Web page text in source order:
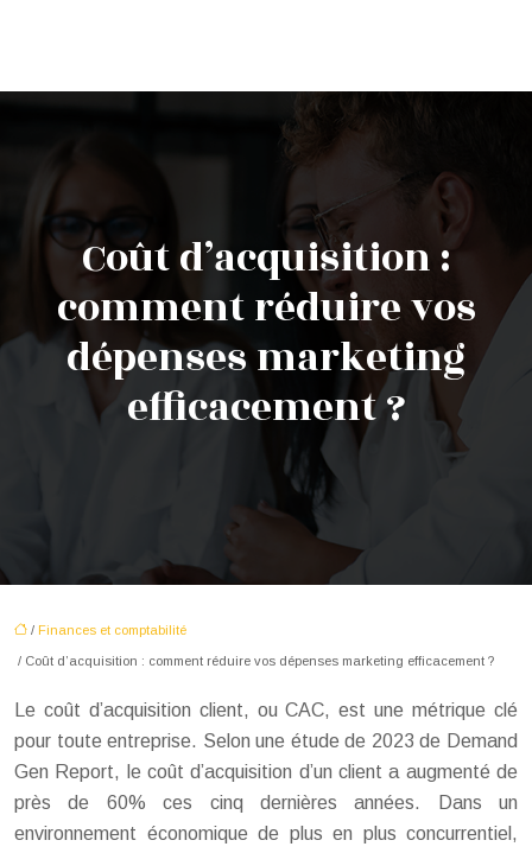
Coût d’acquisition :
comment réduire vos
dépenses marketing
efficacement ?
/ Finances et comptabilité
/ Coût d’acquisition : comment réduire vos dépenses marketing efficacement ?
Le coût d’acquisition client, ou CAC, est une métrique clé
pour toute entreprise. Selon une étude de 2023 de Demand
Gen Report, le coût d’acquisition d’un client a augmenté de
près de 60% ces cinq dernières années. Dans un
environnement économique de plus en plus concurrentiel,